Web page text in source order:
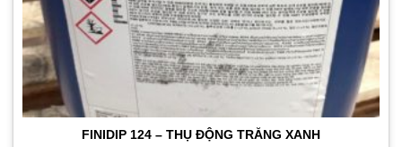
FINIDIP 124 – THỤ ĐỘNG TRẮNG XANH